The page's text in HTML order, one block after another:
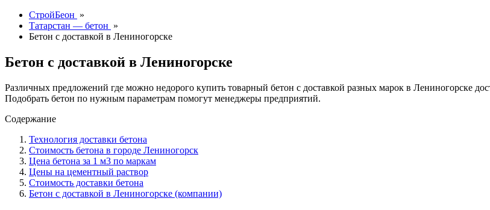
СтройБеон »
Татарстан — бетон »
Бетон с доставкой в Лениногорске
Бетон с доставкой в Лениногорске
Различных предложений где можно недорого купить товарный бетон с доставкой разных марок в Лениногорске
Подобрать бетон по нужным параметрам помогут менеджеры предприятий.
Содержание
Технология доставки бетона
Стоимость бетона в городе Лениногорск
Цена бетона за 1 м3 по маркам
Цены на цементный раствор
Стоимость доставки бетона
Бетон с доставкой в Лениногорске (компании)